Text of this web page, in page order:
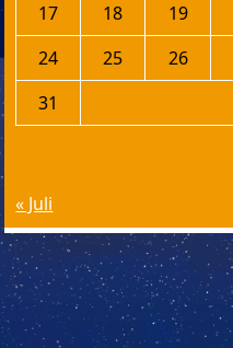
17
18 19
24
25 26
31
« Juli